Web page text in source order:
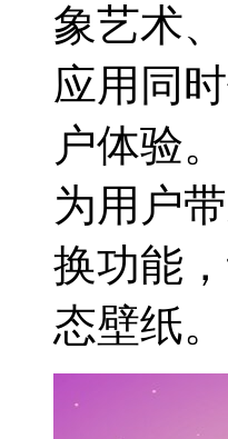
象艺术
应用同
户体验
为用户
换功能
态壁纸。